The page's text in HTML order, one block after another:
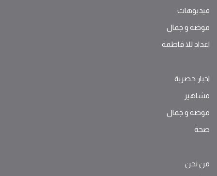
فيديوهات
موضة ‫و‬ ‫‬‫جمال‬
اعداد للا فاطمة
اخبار حصرية
مشاهير
موضة ‫و‬ ‫‬‫جمال‬
صحة
من نحن